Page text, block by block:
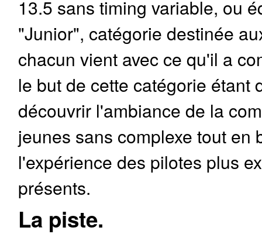
13.5 sans timing variable, ou
"Junior", catégorie destinée
chacun vient avec ce qu'il a
le but de cette catégorie étant
découvrir l'ambiance de la
jeunes sans complexe tout en
l'expérience des pilotes plus
présents.
La piste.